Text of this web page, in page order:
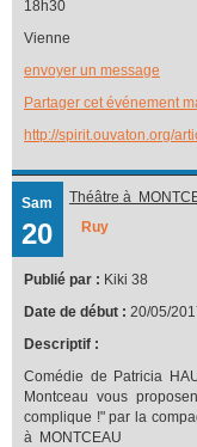
18h30
Vienne
envoyer un message
Partager cet événement
http://spirit.ouvaton.org/
Sam
20
Théâtre à
Ruy
Publié par : Kiki 38
Date de début : 20/05/
Descriptif :
Comédie de Patricia
Montceau vous
complique !" par la
à MONTCEAU